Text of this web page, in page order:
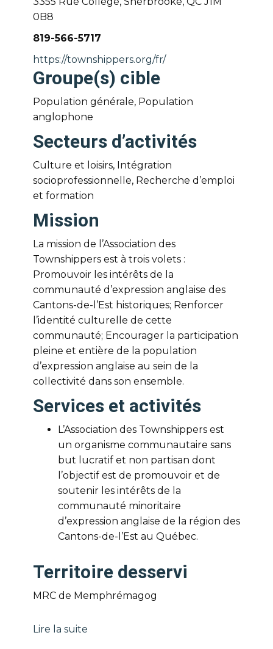
0B8
819-566-5717
https://townshippers.org/fr/
Groupe(s) cible
Population générale, Population
anglophone
Secteurs d’activités
Culture et loisirs, Intégration
socioprofessionnelle, Recherche d’emploi
et formation
Mission
La mission de l’Association des
Townshippers est à trois volets :
Promouvoir les intérêts de la
communauté d’expression anglaise des
Cantons-de-l’Est historiques; Renforcer
l’identité culturelle de cette
communauté; Encourager la participation
pleine et entière de la population
d’expression anglaise au sein de la
collectivité dans son ensemble.
Services et activités
L’Association des Townshippers est
un organisme communautaire sans
but lucratif et non partisan dont
l’objectif est de promouvoir et de
soutenir les intérêts de la
communauté minoritaire
d’expression anglaise de la région des
Cantons-de-l’Est au Québec.
Territoire desservi
MRC de Memphrémagog
Lire la suite